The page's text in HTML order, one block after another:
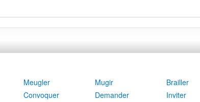
Meugler Mugir
Brailler
Convoquer Demander
Inviter